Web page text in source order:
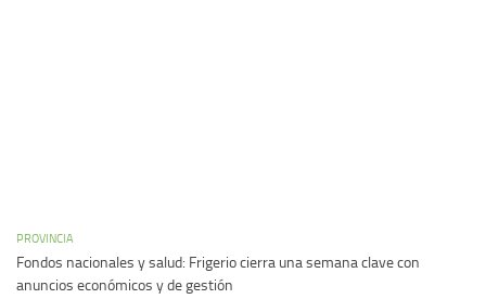
PROVINCIA
Fondos nacionales y salud: Frigerio cierra una semana clave con
anuncios económicos y de gestión